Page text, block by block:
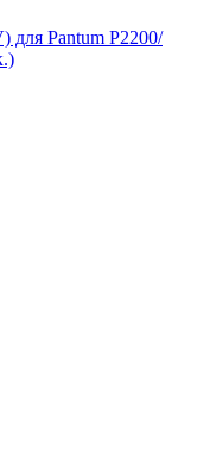
для Pantum P2200/